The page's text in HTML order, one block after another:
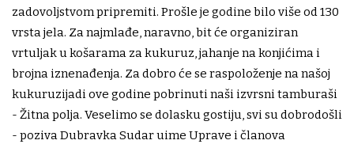
zadovoljstvom pripremiti. Prošle je godine bilo više od 130
vrsta jela. Za najmlađe, naravno, bit će organiziran
vrtuljak u košarama za kukuruz, jahanje na konjićima i
brojna iznenađenja. Za dobro će se raspoloženje na našoj
kukuruzijadi ove godine pobrinuti naši izvrsni tamburaši
- Žitna polja. Veselimo se dolasku gostiju, svi su dobrodošli
- poziva Dubravka Sudar uime Uprave i članova